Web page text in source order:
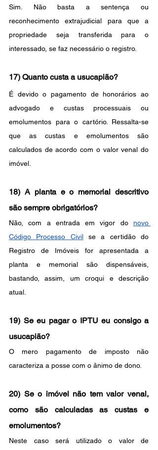
Sim. Não basta a sentença ou
reconhecimento extrajudicial para que a
propriedade seja transferida para o
interessado, se faz necessário o registro.
17) Quanto custa a usucapião?
É devido o pagamento de honorários ao
advogado e custas processuais ou
emolumentos para o cartório. Ressalta-se
que as custas e emolumentos são
calculados de acordo com o valor venal do
imóvel.
18) A planta e o memorial descritivo
são sempre obrigatórios?
Não, com a entrada em vigor do
novo
Código Processo Civil se a certidão do
Registro de Imóveis for apresentada a
planta e memorial são dispensáveis,
bastando, assim, um croqui e descrição
atual.
19) Se eu pagar o IPTU eu consigo a
usucapião?
O mero pagamento de imposto não
caracteriza a posse com o ânimo de dono.
20) Se o imóvel não tem valor venal,
como são calculadas as custas e
emolumentos?
Neste caso será utilizado o valor de